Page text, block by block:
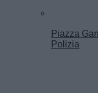
Piazza
Polizia